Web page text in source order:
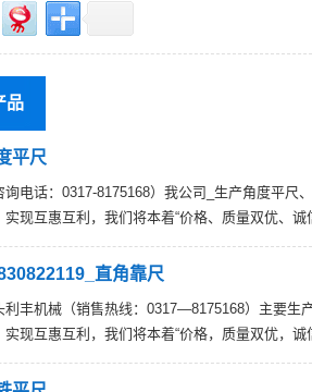
品
平尺
询电话：0317-8175168）我公司_生产角度平
实现互惠互利，我们将本着“价格、质量双优、
直角靠尺
利丰机械（销售热线：0317—8175168）主要生
实现互惠互利，我们将本着“价格，质量双优，